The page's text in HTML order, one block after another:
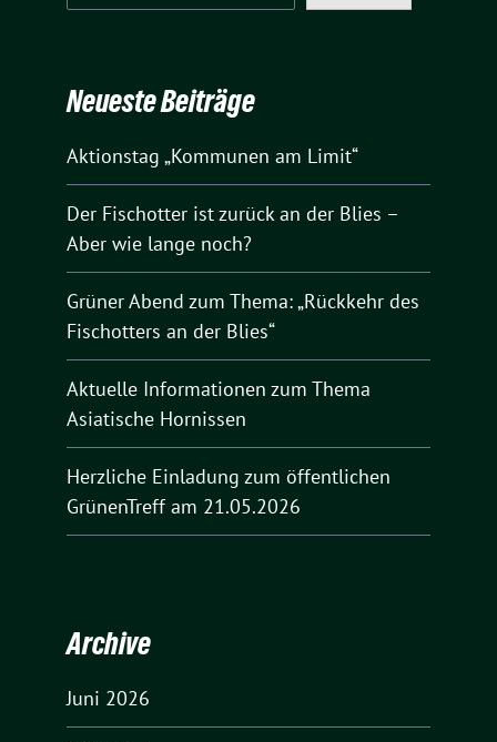
Neueste Beiträge
Aktionstag „Kommunen am Limit“
Der Fischotter ist zurück an der Blies –
Aber wie lange noch?
Grüner Abend zum Thema: „Rückkehr des
Fischotters an der Blies“
Aktuelle Informationen zum Thema
Asiatische Hornissen
Herzliche Einladung zum öffentlichen
GrünenTreff am 21.05.2026
Archive
Juni 2026